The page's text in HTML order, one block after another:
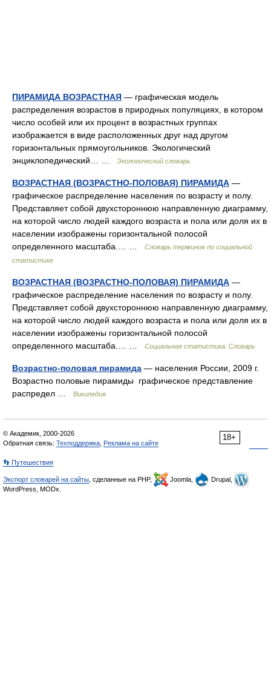
ПИРАМИДА ВОЗРАСТНАЯ — графическая модель
распределения возрастов в природных популяциях, в котором
число особей или их процент в возрастных группах
изображается в виде расположенных друг над другом
горизонтальных прямоугольников. Экологический
энциклопедический… …
Экологический словарь
ВОЗРАСТНАЯ (ВОЗРАСТНО-ПОЛОВАЯ) ПИРАМИДА —
графическое распределение населения по возрасту и полу.
Представляет собой двухстороннюю направленную диаграмму,
на которой число людей каждого возраста и пола или доля их в
населении изображены горизонтальной полосой
определенного масштаба.… …
Словарь терминов по социальной
статистике
ВОЗРАСТНАЯ (ВОЗРАСТНО-ПОЛОВАЯ) ПИРАМИДА —
графическое распределение населения по возрасту и полу.
Представляет собой двухстороннюю направленную диаграмму,
на которой число людей каждого возраста и пола или доля их в
населении изображены горизонтальной полосой
определенного масштаба.… …
Социальная статистика. Словарь
Возрастно-половая пирамида — населения России, 2009 г.
Возрастно половые пирамиды графическое представление
распредел …
Википедия
18+
© Академик, 2000-2026
Обратная связь: Техподдержка Реклама на сайте
👣 Путешествия
Экспорт словарей на сайты , сделанные на PHP, Joomla,
Drupal,
WordPress, MODx.